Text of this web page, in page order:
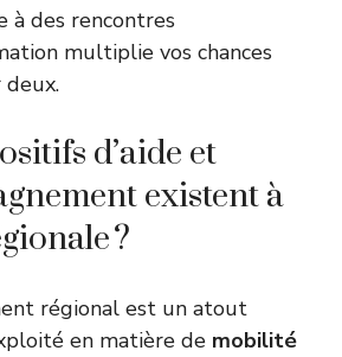
à des rencontres
multiplie vos chances
deux.
d’aide et
existent à
?
régional est un atout
en matière de mobilité